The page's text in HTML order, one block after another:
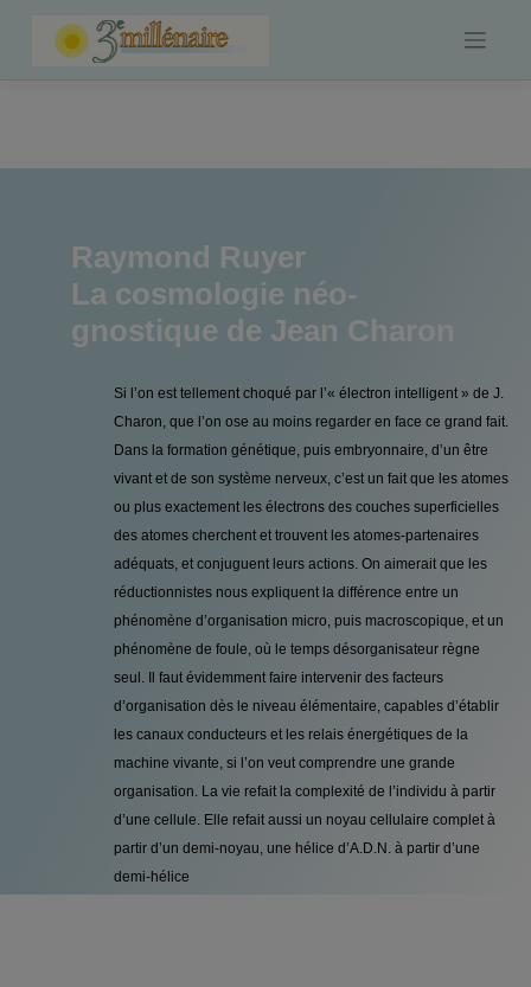
Raymond Ruyer
La cosmologie néo-
gnostique de Jean Charon
Si l’on est tellement choqué par l’« électron intelligent » de J.
Charon, que l’on ose au moins regarder en face ce grand fait.
Dans la formation génétique, puis embryonnaire, d’un être
vivant et de son système nerveux, c’est un fait que les atomes
ou plus exactement les électrons des couches superficielles
des atomes cherchent et trouvent les atomes-partenaires
adéquats, et conjuguent leurs actions. On aimerait que les
réductionnistes nous expliquent la différence entre un
phénomène d’organisation micro, puis macroscopique, et un
phénomène de foule, où le temps désorganisateur règne
seul. Il faut évidemment faire intervenir des facteurs
d’organisation dès le niveau élémentaire, capables d’établir
les canaux conducteurs et les relais énergétiques de la
machine vivante, si l’on veut comprendre une grande
organisation. La vie refait la complexité de l’individu à partir
d’une cellule. Elle refait aussi un noyau cellulaire complet à
partir d’un demi-noyau, une hélice d’A.D.N. à partir d’une
demi-hélice